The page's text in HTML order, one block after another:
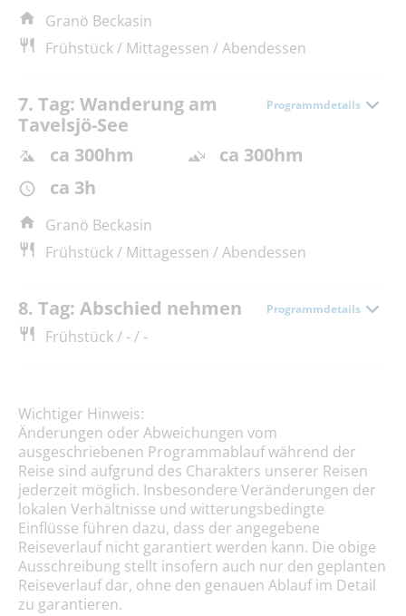
Granö Beckasin
Frühstück / Mittagessen / Abendessen
7. Tag: Wanderung am
Tavelsjö-See
Programmdetails
ca 300hm
ca 300hm
ca 3h
Granö Beckasin
Frühstück / Mittagessen / Abendessen
8. Tag: Abschied nehmen Programmdetails
Frühstück / - / -
Wichtiger Hinweis:
Änderungen oder Abweichungen vom
ausgeschriebenen Programmablauf während der
Reise sind aufgrund des Charakters unserer Reisen
jederzeit möglich. Insbesondere Veränderungen der
lokalen Verhältnisse und witterungsbedingte
Einflüsse führen dazu, dass der angegebene
Reiseverlauf nicht garantiert werden kann. Die obige
Ausschreibung stellt insofern auch nur den geplanten
Reiseverlauf dar, ohne den genauen Ablauf im Detail
zu garantieren.